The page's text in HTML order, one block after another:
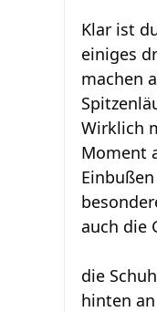
Klar ist
einiges
machen
Wirklich
Moment
auch die
die
hinten an